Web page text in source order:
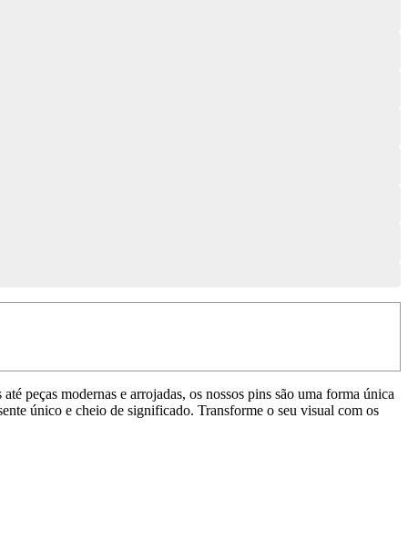
peças modernas e arrojadas, os nossos pins são uma forma única
único e cheio de significado. Transforme o seu visual com os